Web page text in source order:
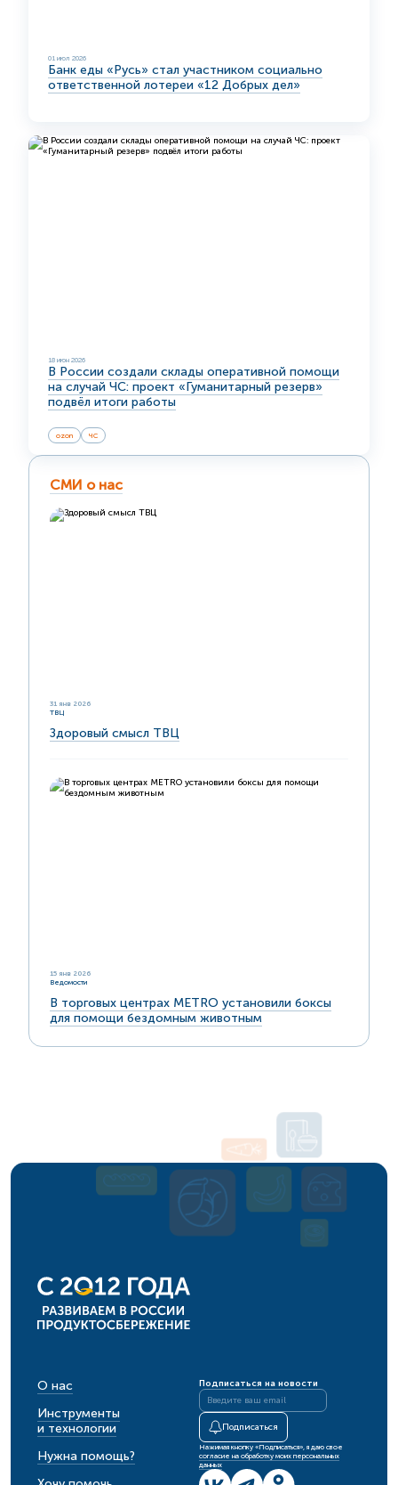
01 июл 2026
Банк еды «Русь» стал участником социально
ответственной лотереи «12 Добрых дел»
18 июн 2026
В России создали склады оперативной помощи
на случай ЧС: проект «Гуманитарный резерв»
подвёл итоги работы
ozon ЧС
СМИ о нас
31 янв 2026
ТВЦ
Здоровый смысл ТВЦ
15 янв 2026
Ведомости
В торговых центрах METRO установили боксы
для помощи бездомным животным
О нас
Инструменты
и технологии
Нужна помощь?
Подписаться на новости
Подписаться
Нажимая кнопку «Подписаться», я даю свое
согласие на обработку моих персональных
данных